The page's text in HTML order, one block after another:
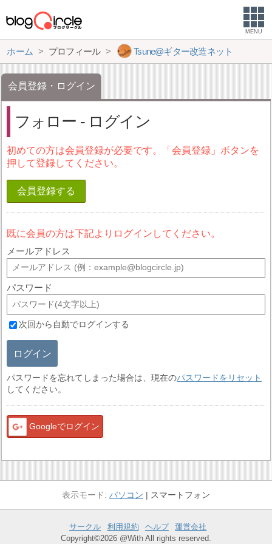
MENU
ホーム プロフィール Tsune@ギター改造ネット
会員登録・ログイン
フォロー - ログイン
初めての方は会員登録が必要です。「会員登録」ボタンを
押して登録してください。
会員登録する
既に会員の方は下記よりログインしてください。
メールアドレス
パスワード
次回から自動でログインする
ログイン
パスワードを忘れてしまった場合は、現在のパスワードをリセット
してください。
Googleでログイン
パソコン スマートフォン
サークル 利用規約 ヘルプ
運営会社
Copyright©2026 @With All rights reserved.